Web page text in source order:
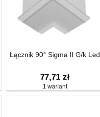
Łącznik 90° Sigma II G/k Led
77,71 zł
1 wariant